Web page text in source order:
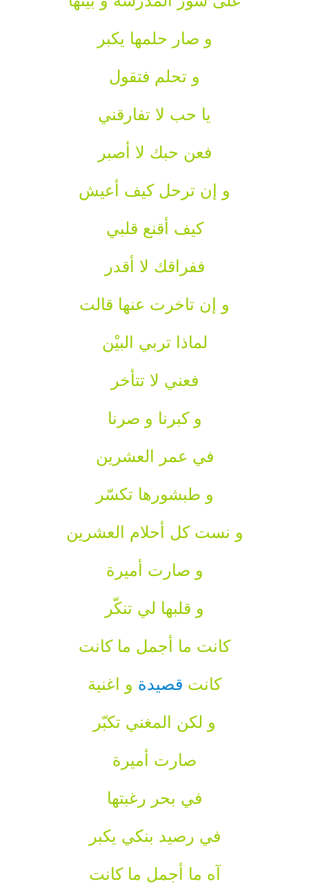
و صار حلمها يكبر
و تحلم فتقول
يا حب لا تفارقني
فعن حبك لا أصبر
و إن ترحل كيف أعيش
كيف أقنع قلبي
ففراقك لا أقدر
و إن تاخرت عنها قالت
لماذا تربي البيْن
فعني لا تتأخر
و كبرنا و صرنا
في عمر العشرين
و طبشورها تكسّر
و نست كل أحلام العشرين
و صارت أميرة
و قلبها لي تنكّر
كانت ما أجمل ما كانت
كانت قصيدة و اغنية
و لكن المغني تكبّر
صارت أميرة
في بحر رغبتها
في رصيد بنكي يكبر
آه ما أجمل ما كانت